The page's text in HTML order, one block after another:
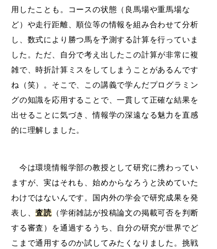
用したことも。コースの状態（良馬場や重馬場な
ど）や走行距離、順位等の情報を組み合わせて分析
し、数式により勝つ馬を予測する計算を行っていま
した。ただ、自分で考え出したこの計算が非常に複
雑で、時折計算ミスをしてしまうことがあるんです
ね（笑）。そこで、この講義で学んだプログラミン
グの知識を応用することで、一貫して正確な結果を
出せることに気づき、情報学の深遠なる魅力を直感
的に理解しました。
今は環境情報学部の教授として研究に携わってい
ますが、実はそれも、始めからなろうと決めていた
わけではないんです。国内外の学会で研究成果を発
表し、査読 （学術雑誌が投稿論文の掲載可否を判断
する審査）を通過するうち、自分の研究が世界でど
こまで通用するのか試してみたくなりました。挑戦